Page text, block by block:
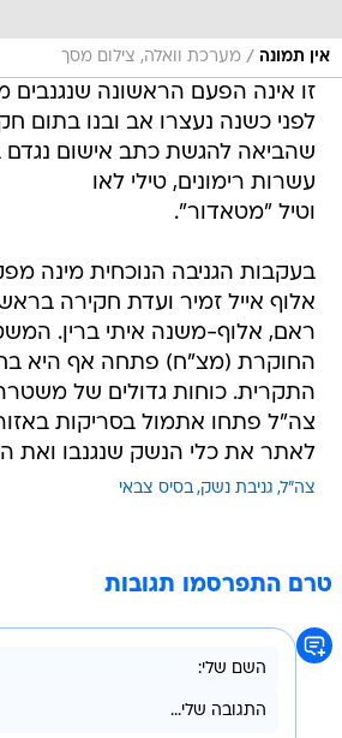
אין תמונה / מערכת וואלה, צילום מסך
זו אינה הפעם הראשונה שנגנבים
לפני כשנה נעצרו אב ובנו בתום
שהביאה להגשת כתב אישום
עשרות רימונים, טילי לאו
וטיל "מטאדור".
בעקבות הגניבה הנוכחית מינה
אלוף אייל זמיר ועדת חקירה
ראם, אלוף-משנה איתי ברין.
החוקרת (מצ"ח) פתחה אף היא
התקרית. כוחות גדולים של
צה"ל פתחו אתמול בסריקות
לאתר את כלי הנשק שנגנבו ואת
צה"ל גניבת נשק בסיס צבאי
טרם התפרסמו תגובות